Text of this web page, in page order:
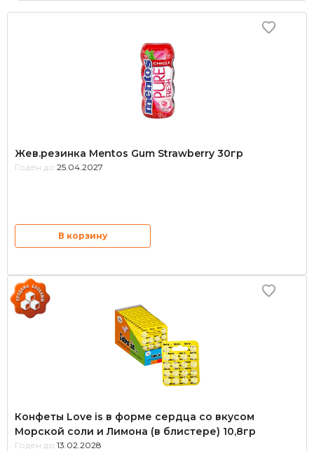
Жев.резинка Mentos Gum Strawberry 30гр
Годен до: 25.04.2027
В корзину
Конфеты Love is в форме сердца со вкусом
Морской соли и Лимона (в блистере) 10,8гр
Годен до: 13.02.2028